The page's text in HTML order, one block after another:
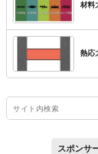
材料
熱応
スポンサ